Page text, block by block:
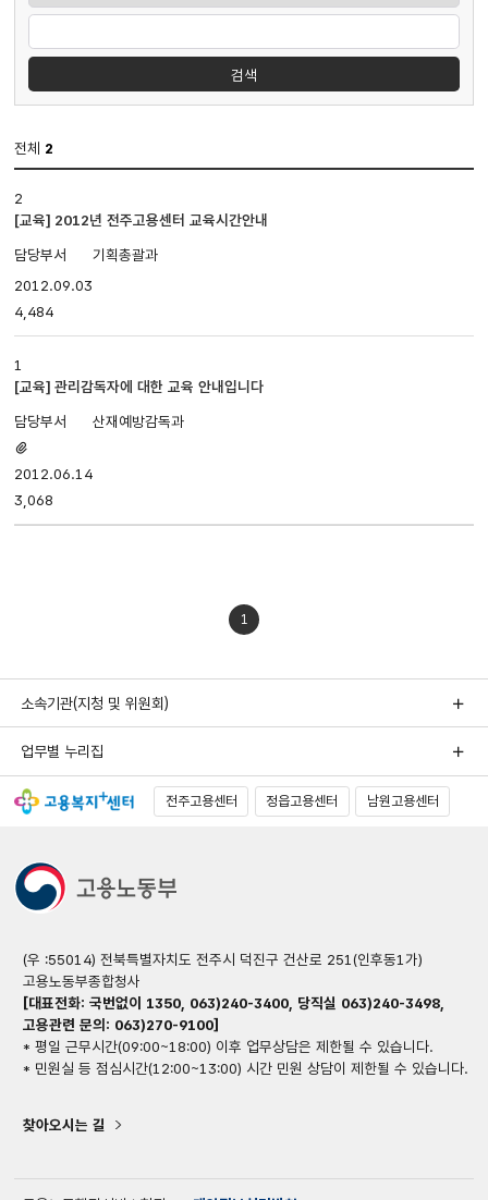
검색
전체 2
게시판
입니다.
번호,
제목,
담당부서,
첨부파일,
등록일,
나누어져
있습니다.
2
[교육] 2012년 전주고용센터 교육시간안내
기획총괄과
2012.09.03
4,484
1
[교육] 관리감독자에 대한 교육 안내입니다
산재예방감독과
있음
2012.06.14
3,068
1
소속기관(지청 및 위원회)
업무별 누리집
전주고용센터 정읍고용센터 남원고용센터
(우 :55014) 전북특별자치도 전주시 덕진구 건산로 251(인후동1가)
고용노동부종합청사
[대표전화: 국번없이 1350, 063)240-3400, 당직실 063)240-3498,
고용관련 문의: 063)270-9100]
* 평일 근무시간(09:00~18:00) 이후 업무상담은 제한될 수 있습니다.
* 민원실 등 점심시간(12:00~13:00) 시간 민원 상담이 제한될 수 있습니다.
찾아오시는 길